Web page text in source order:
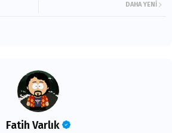
DAHA YENI
Fatih Varlık